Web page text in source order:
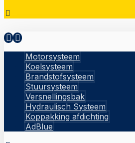
Motorsysteem
Koelsysteem
Brandstofsysteem
Stuursysteem
Versnellingsbak
Hydraulisch Systeem
Koppakking afdichting
AdBlue